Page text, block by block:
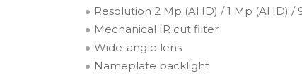
Resolution 2 Mp (AHD) / 1 Mp (AHD) /
Mechanical IR cut filter
Wide-angle lens
Nameplate backlight